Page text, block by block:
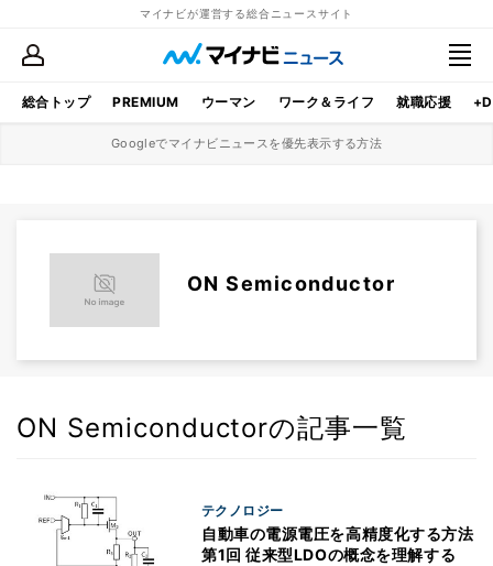
マイナビが運営する総合ニュースサイト
総合トップ PREMIUM ウーマン ワーク＆ライフ 就職応援
Googleでマイナビニュースを優先表示する方法
ON Semiconductor
ON Semiconductorの記事一覧
テクノロジー
自動車の電源電圧を高精度化する方法
第1回 従来型LDOの概念を理解する